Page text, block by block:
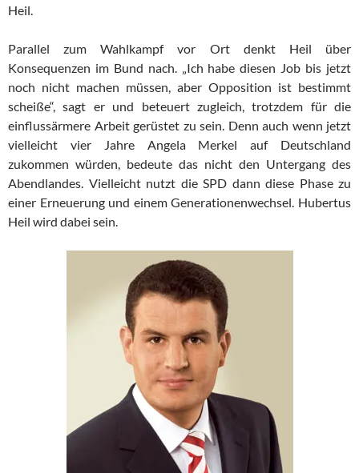
Heil.
Parallel zum Wahlkampf vor Ort denkt Heil über
Konsequenzen im Bund nach. „Ich habe diesen Job bis jetzt
noch nicht machen müssen, aber Opposition ist bestimmt
scheiße“, sagt er und beteuert zugleich, trotzdem für die
einflussärmere Arbeit gerüstet zu sein. Denn auch wenn jetzt
vielleicht vier Jahre Angela Merkel auf Deutschland
zukommen würden, bedeute das nicht den Untergang des
Abendlandes. Vielleicht nutzt die SPD dann diese Phase zu
einer Erneuerung und einem Generationenwechsel. Hubertus
Heil wird dabei sein.